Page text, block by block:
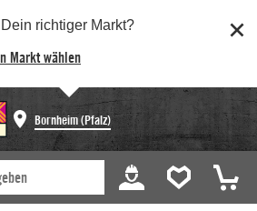
Dein richtiger Markt?
Markt wählen
Bornheim (Pfalz)